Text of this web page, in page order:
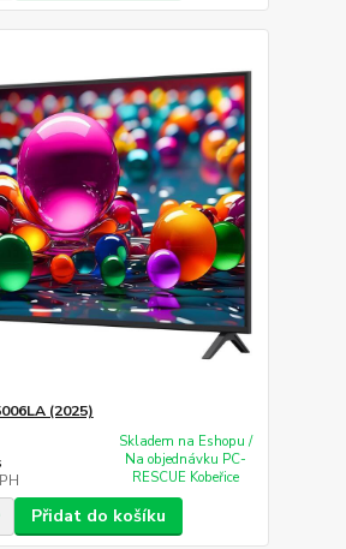
(2025)
Skladem na Eshopu /
Na objednávku PC-
RESCUE Kobeřice
Přidat do košíku